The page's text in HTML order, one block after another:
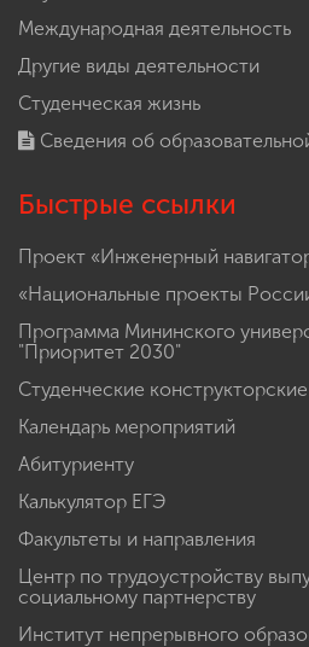
Международная деятельность
Другие виды деятельности
Студенческая жизнь
Сведения об
Быстрые ссылки
Проект «Инженерный
«Национальные проекты
Программа Мининского
"Приоритет 2030"
Студенческие
Календарь мероприятий
Абитуриенту
Калькулятор ЕГЭ
Факультеты и направления
Центр по трудоустройству
социальному партнерству
Институт непрерывного